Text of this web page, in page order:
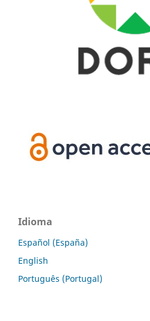
Idioma
Español (España)
English
Português (Portugal)